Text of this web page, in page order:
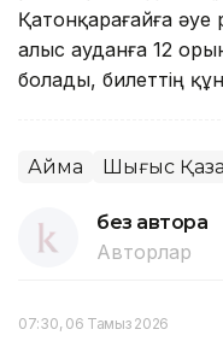
Қатонқарағайға әуе
алыс ауданға 12
болады, билеттің
Аймақ Шығыс
без автора
Авторлар
07:30, 06 Тамыз 2026